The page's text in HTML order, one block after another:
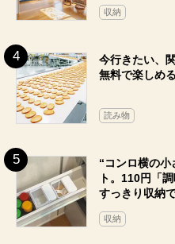
収納
今行きたい、
無料で楽しめ
読み物
“コンロ横の
ト。110円「
すっきり収納
収納